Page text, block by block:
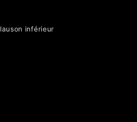
lauson inférieur